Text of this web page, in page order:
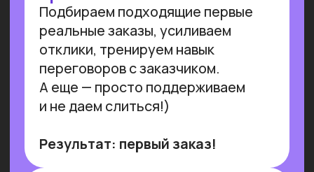
ПО ИИ СОВМЕСТНО С
ЛУЧШИМИ ВУЗАМИ СТРАНЫ